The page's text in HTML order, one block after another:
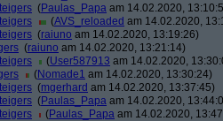
(Paulas_Papa am 14.02.2020,
(AVS_reloaded am 14.02.2020,
(raiuno am 14.02.2020, 13:19:26)
(raiuno am 14.02.2020, 13:21:14)
(User587913 am 14.02.2020,
(Nomade1 am 14.02.2020, 13:30:24)
(mgerhard am 14.02.2020, 13:37:45)
(Paulas_Papa am 14.02.2020,
(Paulas_Papa am 14.02.2020,